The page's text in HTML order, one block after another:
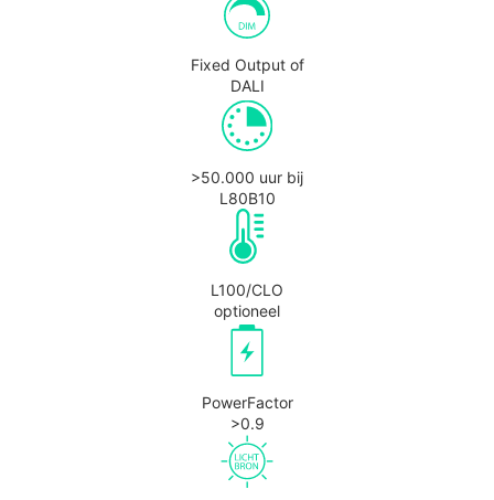
Fixed Output of
DALI
>50.000 uur bij
L80B10
L100/CLO
optioneel
PowerFactor
>0.9